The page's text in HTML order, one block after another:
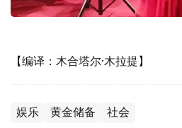
【编译：木合塔尔·木拉提】
娱乐 黄金储备 社会